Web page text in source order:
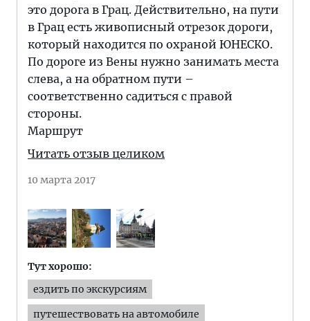
это дорога в Грац. Действительно, на пути
в Грац есть живописный отрезок дороги,
который находится по охраной ЮНЕСКО.
По дороге из Вены нужно занимать места
слева, а на обратном пути –
соответственно садиться с правой
стороны.
Маршрут
Читать отзыв целиком
10 марта 2017
Тут хорошо:
ездить по экскурсиям
путешествовать на автомобиле